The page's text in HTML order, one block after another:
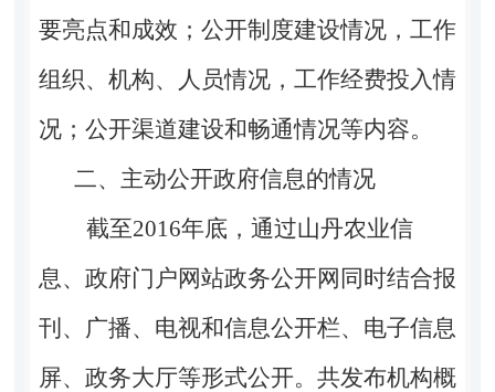
要亮点和成效；公开制度建设情况，工作
组织、机构、人员情况，工作经费投入情
况；公开渠道建设和畅通情况等内容。
二、主动公开政府信息的情况
截至2016年底，通过山丹农业信
息、政府门户网站政务公开网同时结合报
刊、广播、电视和信息公开栏、电子信息
屏、政务大厅等形式公开。共发布机构概